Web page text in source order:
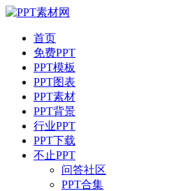
首页
免费PPT
PPT模板
PPT图表
PPT素材
PPT背景
行业PPT
PPT下载
不止PPT
问答社区
PPT合集